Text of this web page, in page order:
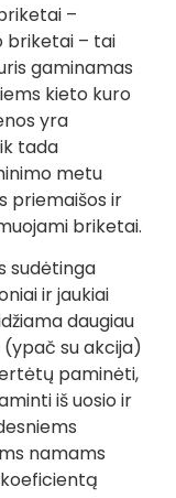
–
briketai – tai
gaminamas
kieto kuro
yra
tada
metu
priemaišos ir
briketai.
sudėtinga
ir jaukiai
daugiau
su akcija)
paminėti,
iš uosio ir
namams